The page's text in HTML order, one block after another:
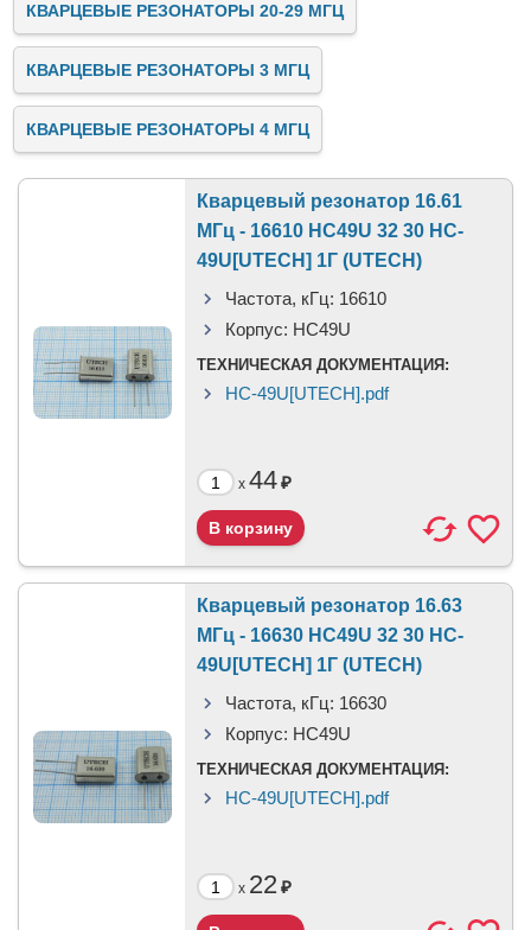
КВАРЦЕВЫЕ РЕЗОНАТОРЫ 20-29 МГЦ
КВАРЦЕВЫЕ РЕЗОНАТОРЫ 3 МГЦ
КВАРЦЕВЫЕ РЕЗОНАТОРЫ 4 МГЦ
Кварцевый резонатор 16.61
МГц - 16610 HC49U 32 30 HC-
49U[UTECH] 1Г (UTECH)
Частота, кГц: 16610
Корпус: HC49U
ТЕХНИЧЕСКАЯ ДОКУМЕНТАЦИЯ:
HC-49U[UTECH].pdf
x 44₽
Кварцевый резонатор 16.63
МГц - 16630 HC49U 32 30 HC-
49U[UTECH] 1Г (UTECH)
Частота, кГц: 16630
Корпус: HC49U
ТЕХНИЧЕСКАЯ ДОКУМЕНТАЦИЯ:
HC-49U[UTECH].pdf
x 22₽